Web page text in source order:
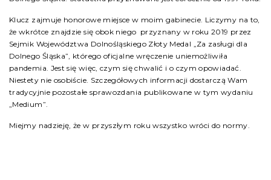
Klucz zajmuje honorowe miejsce w moim gabinecie. Liczymy na to,
że wkrótce znajdzie się obok niego przyznany w roku 2019 przez
Sejmik Województwa Dolnośląskiego Złoty Medal „Za zasługi dla
Dolnego Śląska”, którego oficjalne wręczenie uniemożliwiła
pandemia. Jest się więc, czym się chwalić i o czym opowiadać.
Niestety nie osobiście. Szczegółowych informacji dostarczą Wam
tradycyjnie pozostałe sprawozdania publikowane w tym wydaniu
„Medium”.
Miejmy nadzieję, że w przyszłym roku wszystko wróci do normy.